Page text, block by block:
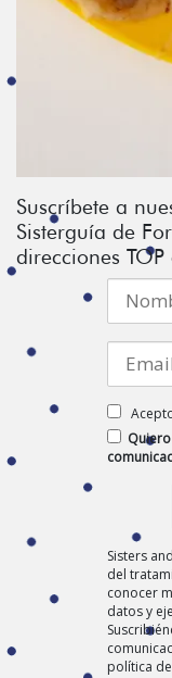
Suscríbete a
Sisterguía de
direcciones
Sisters
del
conocer
datos y
política